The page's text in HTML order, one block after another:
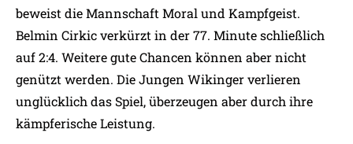
beweist die Mannschaft Moral und Kampfgeist.
Belmin Cirkic verkürzt in der 77. Minute schließlich
auf 2:4. Weitere gute Chancen können aber nicht
genützt werden. Die Jungen Wikinger verlieren
unglücklich das Spiel, überzeugen aber durch ihre
kämpferische Leistung.